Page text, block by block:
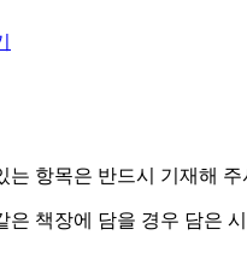
는 항목은 반드시 기재해
은 책장에 담을 경우 담은